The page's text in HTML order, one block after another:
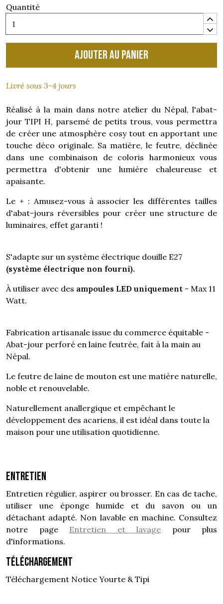
Quantité
Ajouter au panier
Livré sous 3-4 jours
Réalisé à la main dans notre atelier du Népal, l'abat-
jour TIPI H, parsemé de petits trous, vous permettra
de créer une atmosphère cosy tout en apportant une
touche déco originale. Sa matière, le feutre, déclinée
dans une combinaison de coloris harmonieux vous
permettra d'obtenir une lumière chaleureuse et
apaisante.
Le + : Amusez-vous à associer les différentes tailles
d'abat-jours réversibles pour créer une structure de
luminaires, effet garanti !
S'adapte sur un système électrique douille E27
(système électrique non fourni).
À utiliser avec des ampoules LED uniquement - Max 11
Watt.
Fabrication artisanale issue du commerce équitable -
Abat-jour perforé en laine feutrée, fait à la main au
Népal.
Le feutre de laine de mouton est une matière naturelle,
noble et renouvelable.
Naturellement anallergique et empêchant le
développement des acariens, il est idéal dans toute la
maison pour une utilisation quotidienne.
Entretien
Entretien régulier, aspirer ou brosser. En cas de tache,
utiliser une éponge humide et du savon ou un
détachant adapté. Non lavable en machine. Consultez
notre page Entretien et lavage pour plus
d'informations.
Téléchargement
Téléchargement Notice Yourte & Tipi